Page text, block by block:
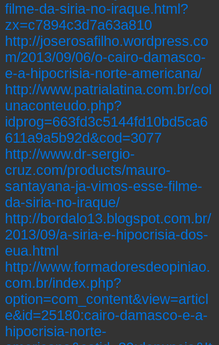
filme-da-siria-no-iraque.html?
zx=c7894c3d7a63a810
http://joserosafilho.wordpress.co
m/2013/09/06/o-cairo-damasco-
e-a-hipocrisia-norte-americana/
http://www.patrialatina.com.br/col
unaconteudo.php?
idprog=663fd3c5144fd10bd5ca6
611a9a5b92d&cod=3077
http://www.dr-sergio-
cruz.com/products/mauro-
santayana-ja-vimos-esse-filme-
da-siria-no-iraque/
http://bordalo13.blogspot.com.br/
2013/09/a-siria-e-hipocrisia-dos-
eua.html
http://www.formadoresdeopiniao.
com.br/index.php?
option=com_content&view=articl
e&id=25180:cairo-damasco-e-a-
hipocrisia-norte-